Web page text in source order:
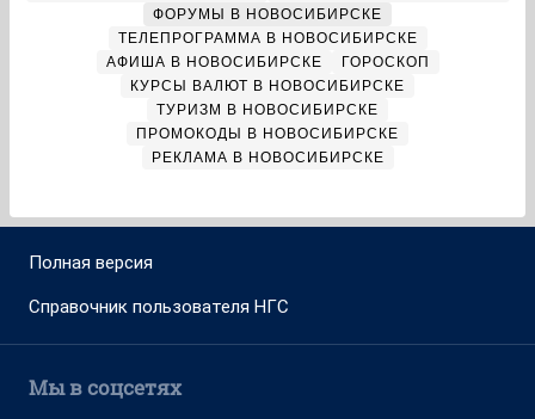
ФОРУМЫ В НОВОСИБИРСКЕ
ТЕЛЕПРОГРАММА В НОВОСИБИРСКЕ
АФИША В НОВОСИБИРСКЕ
ГОРОСКОП
КУРСЫ ВАЛЮТ В НОВОСИБИРСКЕ
ТУРИЗМ В НОВОСИБИРСКЕ
ПРОМОКОДЫ В НОВОСИБИРСКЕ
РЕКЛАМА В НОВОСИБИРСКЕ
Полная версия
Справочник пользователя НГС
Мы в соцсетях